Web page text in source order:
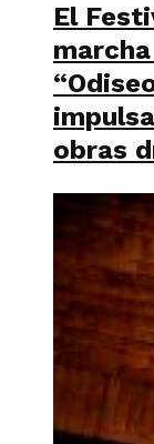
El
obras